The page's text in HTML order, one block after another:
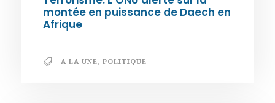
montée en puissance de Daech en
Afrique
A LA UNE, POLITIQUE